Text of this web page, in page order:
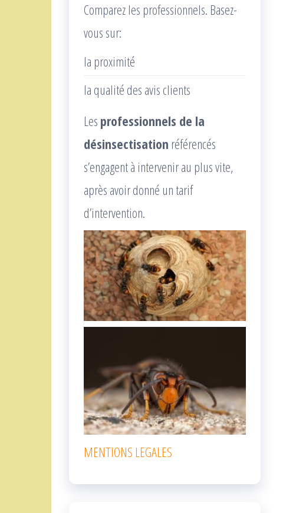
Comparez les professionnels. Basez-
vous sur:
la proximité
la qualité des avis clients
Les professionnels de la
désinsectisation référencés
s’engagent à intervenir au plus vite,
après avoir donné un tarif
d’intervention.
MENTIONS LEGALES